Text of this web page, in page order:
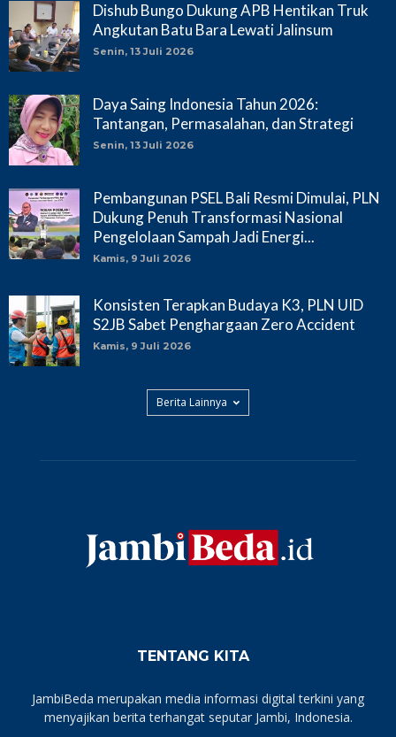
Dishub Bungo Dukung APB Hentikan Truk
Angkutan Batu Bara Lewati Jalinsum
Senin, 13 Juli 2026
Daya Saing Indonesia Tahun 2026:
Tantangan, Permasalahan, dan Strategi
Senin, 13 Juli 2026
Pembangunan PSEL Bali Resmi Dimulai, PLN
Dukung Penuh Transformasi Nasional
Pengelolaan Sampah Jadi Energi...
Kamis, 9 Juli 2026
Konsisten Terapkan Budaya K3, PLN UID
S2JB Sabet Penghargaan Zero Accident
Kamis, 9 Juli 2026
Berita Lainnya
TENTANG KITA
JambiBeda merupakan media informasi digital terkini yang
menyajikan berita terhangat seputar Jambi, Indonesia.